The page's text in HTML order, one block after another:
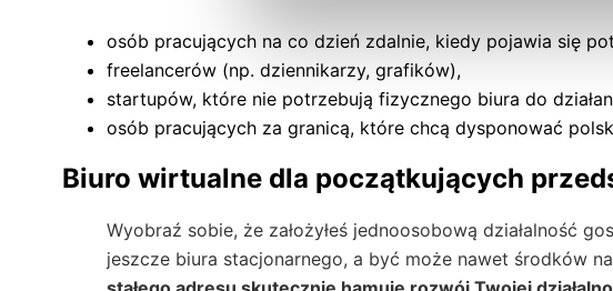
osób pracujących na co dzień zdalnie, kiedy pojawia się
freelancerów (np. dziennikarzy, grafików),
startupów, które nie potrzebują fizycznego biura do
osób pracujących za granicą, które chcą dysponować
Biuro wirtualne dla początkujących
Wyobraź sobie, że założyłeś jednoosobową działalność
jeszcze biura stacjonarnego, a być może nawet środków